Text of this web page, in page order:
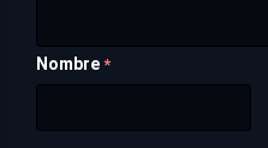
Nombre *